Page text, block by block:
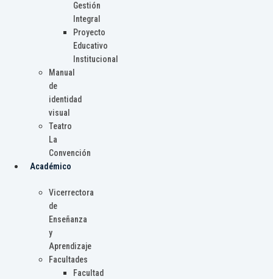
Gestión
Integral
Proyecto
Educativo
Institucional
Manual
de
identidad
visual
Teatro
La
Convención
Académico
Vicerrectora
de
Enseñanza
y
Aprendizaje
Facultades
Facultad